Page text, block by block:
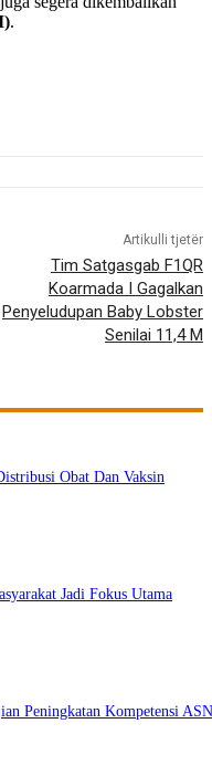
.
Artikulli tjetër
Tim Satgasgab F1QR
Koarmada I Gagalkan
Penyeludupan Baby Lobster
Senilai 11,4 M
Obat Dan Vaksin
Jadi Fokus Utama
Peningkatan Kompetensi ASN